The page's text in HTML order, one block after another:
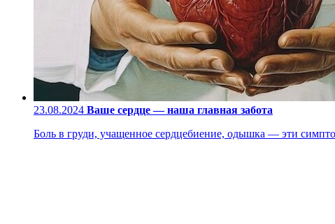
23.08.2024 Ваше сердце — наша главная забота
Боль в груди, учащенное сердцебиение, одышка — эти